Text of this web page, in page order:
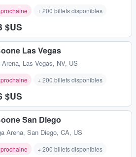
+ 200 billets disponibles
$US
Las Vegas
Arena, Las Vegas, NV, US
+ 200 billets disponibles
$US
San Diego
Arena, San Diego, CA, US
+ 200 billets disponibles